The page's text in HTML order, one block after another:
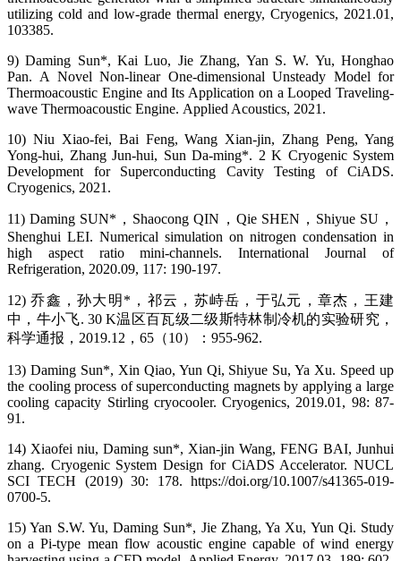
utilizing cold and low-grade thermal energy, Cryogenics, 2021.01,
103385.
9) Daming Sun*, Kai Luo, Jie Zhang, Yan S. W. Yu, Honghao
Pan. A Novel Non-linear One-dimensional Unsteady Model for
Thermoacoustic Engine and Its Application on a Looped Traveling-
wave Thermoacoustic Engine. Applied Acoustics, 2021.
10) Niu Xiao-fei, Bai Feng, Wang Xian-jin, Zhang Peng, Yang
Yong-hui, Zhang Jun-hui, Sun Da-ming*. 2 K Cryogenic System
Development for Superconducting Cavity Testing of CiADS.
Cryogenics, 2021.
11) Daming SUN*，Shaocong QIN，Qie SHEN，Shiyue SU，
Shenghui LEI. Numerical simulation on nitrogen condensation in
high aspect ratio mini-channels. International Journal of
Refrigeration, 2020.09, 117: 190-197.
12) 乔鑫，孙大明*，祁云，苏峙岳，于弘元，章杰，王建
中，牛小飞. 30 K温区百瓦级二级斯特林制冷机的实验研究，
科学通报，2019.12，65（10）：955-962.
13) Daming Sun*, Xin Qiao, Yun Qi, Shiyue Su, Ya Xu. Speed up
the cooling process of superconducting magnets by applying a large
cooling capacity Stirling cryocooler. Cryogenics, 2019.01, 98: 87-
91.
14) Xiaofei niu, Daming sun*, Xian-jin Wang, FENG BAI, Junhui
zhang. Cryogenic System Design for CiADS Accelerator. NUCL
SCI TECH (2019) 30: 178. https://doi.org/10.1007/s41365-019-
0700-5.
15) Yan S.W. Yu, Daming Sun*, Jie Zhang, Ya Xu, Yun Qi. Study
on a Pi-type mean flow acoustic engine capable of wind energy